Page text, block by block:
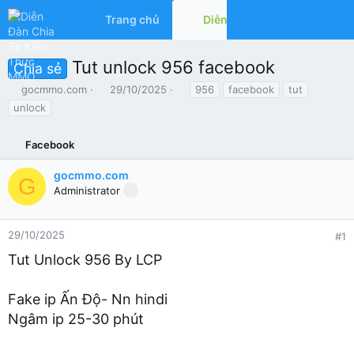
Trang chủ Diễn đàn
Chia sẻ Tut unlock 956 facebook
T
d
s
t
a
t
e
r
gocmmo.com
N
ử
i
29/10/2025
a
956 facebook
tut
unlock
Facebook
G gocmmo.com
Administrator
29/10/2025 #1
Tut Unlock 956 By LCP
Fake ip Ấn Độ- Nn hindi
Ngâm ip 25-30 phút